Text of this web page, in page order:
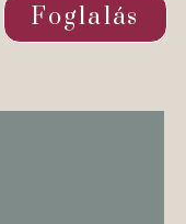
Foglalás